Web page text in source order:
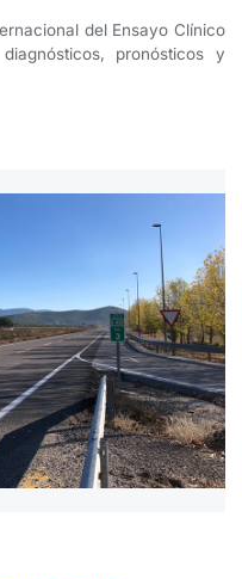
del Ensayo Clínico
pronósticos y